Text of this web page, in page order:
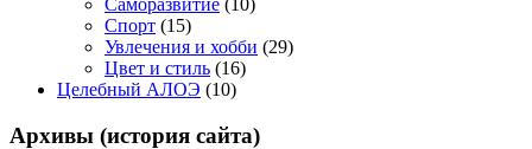
Спорт (15)
Увлечения и хобби (29)
Цвет и стиль (16)
Целебный АЛОЭ (10)
Архивы (история сайта)